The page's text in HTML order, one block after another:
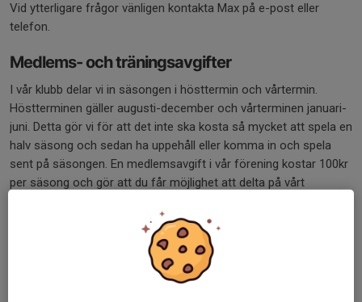
Vid ytterligare frågor vänligen kontakta Max på e-post eller
telefon.
Medlems- och träningsavgifter
I vår klubb delar vi in säsongen i hösttermin och vårtermin.
Höstterminen gäller augusti-december och vårterminen januari-
juni. Detta gör vi för att det inte ska kosta så mycket att spela en
halv säsong och sedan ha uppehåll eller komma in och spela
sent på säsongen. En medlemsavgift i vår förening kostar 100kr
per säsong och gör att du får möjlighet att delta på vårt
eller själv nominera dig själv till förtroendeposter i föreningen. Du
får även våra nyhetsbrev och ett inlogg till vår hemsida där du